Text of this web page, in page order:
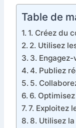
Table de
1. Créez du
2. Utilisez
3.
4. Publiez
5.
6.
7. Exploitez
8. Utilisez